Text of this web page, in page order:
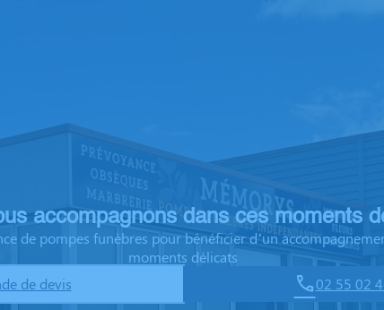
accompagnons dans ces moments
de pompes funèbres pour bénéficier d’un
moments délicats
de devis
02 55 02